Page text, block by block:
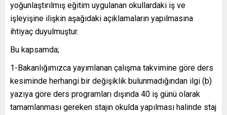
yoğunlaştırılmış eğitim uygulanan okullardaki iş ve
işleyişine ilişkin aşağıdaki açıklamaların yapılmasına
ihtiyaç duyulmuştur.
Bu kapsamda;
1-Bakanlığımızca yayımlanan çalışma takvimine göre ders
kesiminde herhangi bir değişiklik bulunmadığından ilgi (b)
yazıya göre ders programları dışında 40 iş günü olarak
tamamlanması gereken stajın okulda yapılması halinde staj